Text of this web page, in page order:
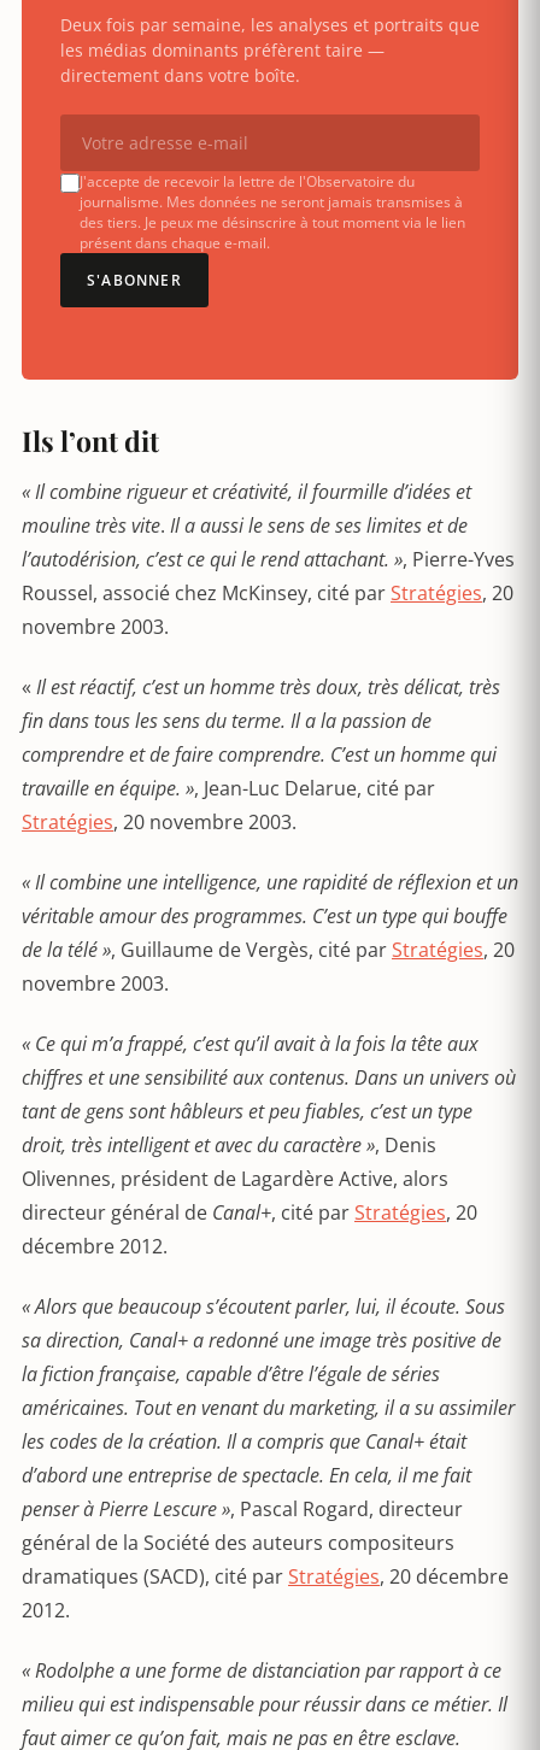
Deux fois par semaine, les analyses et portraits que
les médias dominants préfèrent taire —
directement dans votre boîte.
J'accepte de recevoir la lettre de l'Observatoire du
journalisme. Mes données ne seront jamais transmises à
des tiers. Je peux me désinscrire à tout moment via le lien
présent dans chaque e-mail.
S'ABONNER
Ils l’ont dit
« Il combine rigueur et créativité, il fourmille d’idées et
mouline très vite. Il a aussi le sens de ses limites et de
l’autodérision, c’est ce qui le rend attachant. », Pierre-Yves
Roussel, associé chez McKinsey, cité parStratégies, 20
novembre 2003.
« Il est réactif, c’est un homme très doux, très délicat, très
fin dans tous les sens du terme. Il a la passion de
comprendre et de faire comprendre. C’est un homme qui
travaille en équipe. », Jean-Luc Delarue, cité par
Stratégies, 20 novembre 2003.
« Il combine une intelligence, une rapidité de réflexion et un
véritable amour des programmes. C’est un type qui bouffe
de la télé », Guillaume de Vergès, cité parStratégies, 20
novembre 2003.
« Ce qui m’a frappé, c’est qu’il avait à la fois la tête aux
chiffres et une sensibilité aux contenus. Dans un univers où
tant de gens sont hâbleurs et peu fiables, c’est un type
droit, très intelligent et avec du caractère », Denis
Olivennes, président de Lagardère Active, alors
directeur général de Canal+, cité parStratégies, 20
décembre 2012.
« Alors que beaucoup s’écoutent parler, lui, il écoute. Sous
sa direction, Canal+ a redonné une image très positive de
la fiction française, capable d’être l’égale de séries
américaines. Tout en venant du marketing, il a su assimiler
les codes de la création. Il a compris que Canal+ était
d’abord une entreprise de spectacle. En cela, il me fait
penser à Pierre Lescure », Pascal Rogard, directeur
général de la Société des auteurs compositeurs
dramatiques (SACD), cité parStratégies, 20 décembre
2012.
« Rodolphe a une forme de distanciation par rapport à ce
milieu qui est indispensable pour réussir dans ce métier. Il
faut aimer ce qu’on fait, mais ne pas en être esclave.